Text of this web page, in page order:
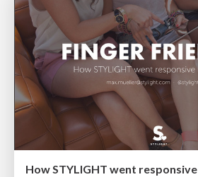
How STYLIGHT went responsive